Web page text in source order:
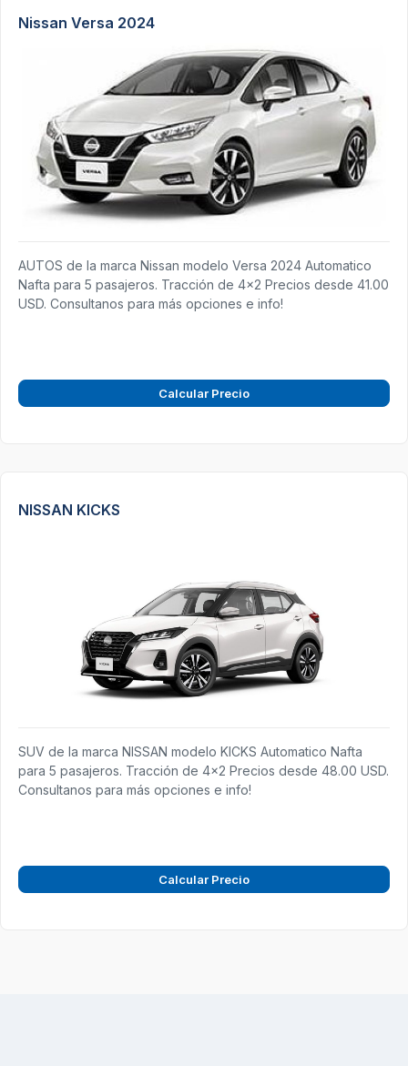
Nissan Versa 2024
AUTOS de la marca Nissan modelo Versa 2024 Automatico
Nafta para 5 pasajeros. Tracción de 4x2 Precios desde 41.00
USD. Consultanos para más opciones e info!
Calcular Precio
NISSAN KICKS
SUV de la marca NISSAN modelo KICKS Automatico Nafta
para 5 pasajeros. Tracción de 4x2 Precios desde 48.00 USD.
Consultanos para más opciones e info!
Calcular Precio